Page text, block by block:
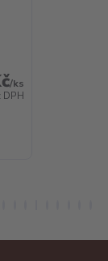
/ks
DPH